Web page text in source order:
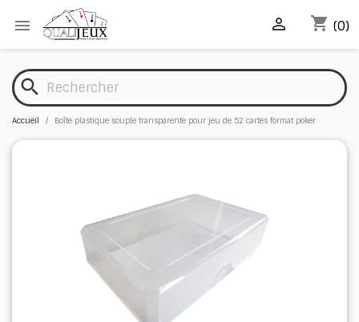
 shopping_cart (0)

search
Accueil Boîte plastique souple transparente pour jeu de 52 cartes format poker